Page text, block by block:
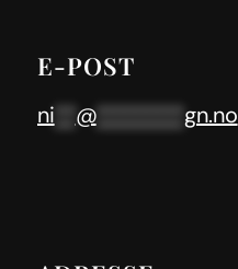
E-POST
ni @******** gn.no